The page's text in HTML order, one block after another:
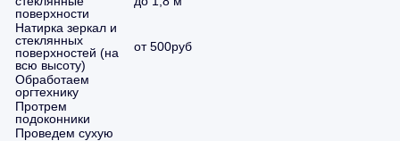
поверхности
Натирка зеркал и
стеклянных
поверхностей (на
всю высоту)
от 500руб
Обработаем
оргтехнику
Протрем
подоконники
Проведем сухую